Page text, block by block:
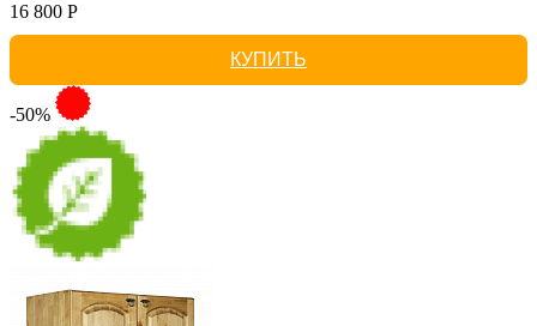
16 800 Р
КУПИТЬ
-50%